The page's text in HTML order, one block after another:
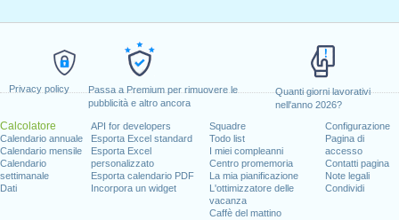
Privacy policy
Passa a Premium per rimuovere le
pubblicità e altro ancora
Quanti giorni lavorativi
nell'anno 2026?
Calcolatore
Calendario annuale
Calendario mensile
Calendario
settimanale
Dati
API for developers
Esporta Excel standard
Esporta Excel
personalizzato
Esporta calendario PDF
Incorpora un widget
Squadre
Todo list
I miei compleanni
Centro promemoria
La mia pianificazione
L'ottimizzatore delle
vacanza
Caffè del mattino
Configurazione
Pagina di
accesso
Contatti pagina
Note legali
Condividi